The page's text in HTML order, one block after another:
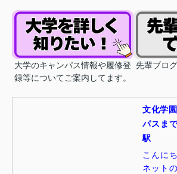
大学のキャンパス情報や履修登
録等についてご案内してます。
先輩ブロ
文化学
パスま
駅
こんに
ネット